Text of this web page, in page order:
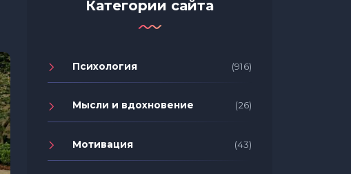
Категории сайта
Психология (916)
Мысли и вдохновение (26)
Мотивация (43)